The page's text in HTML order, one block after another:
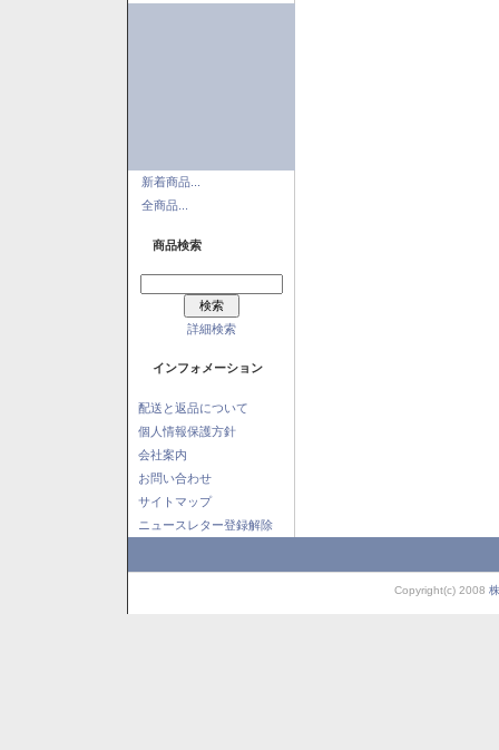
新着商品...
全商品...
商品検索
詳細検索
インフォメーション
配送と返品について
個人情報保護方針
会社案内
お問い合わせ
サイトマップ
ニュースレター登録解除
Copyright(c) 2008